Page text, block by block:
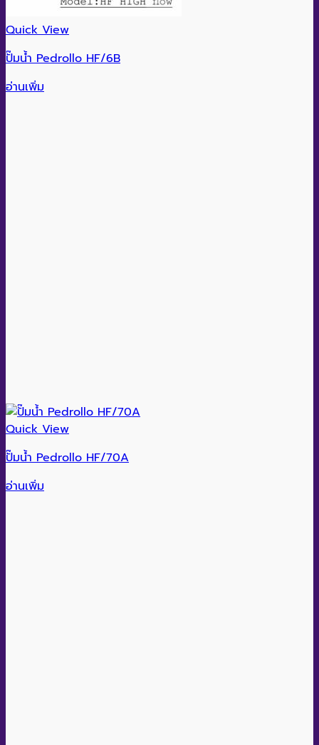
Quick View
ปั๊มน้ำ Pedrollo HF/6B
อ่านเพิ่ม
Quick View
ปั๊มน้ำ Pedrollo HF/70A
อ่านเพิ่ม